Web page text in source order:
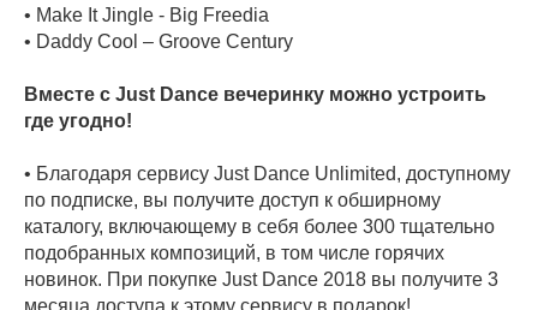
• Make It Jingle - Big Freedia
• Daddy Cool – Groove Century
Вместе с Just Dance вечеринку можно устроить
где угодно!
• Благодаря сервису Just Dance Unlimited, доступному
по подписке, вы получите доступ к обширному
каталогу, включающему в себя более 300 тщательно
подобранных композиций, в том числе горячих
новинок. При покупке Just Dance 2018 вы получите 3
месяца доступа к этому сервису в подарок!